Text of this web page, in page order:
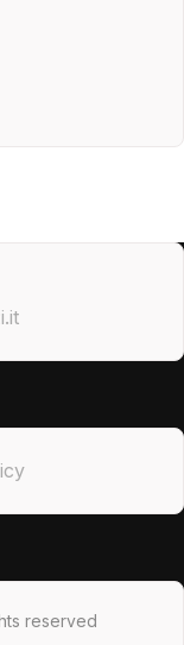
reserved